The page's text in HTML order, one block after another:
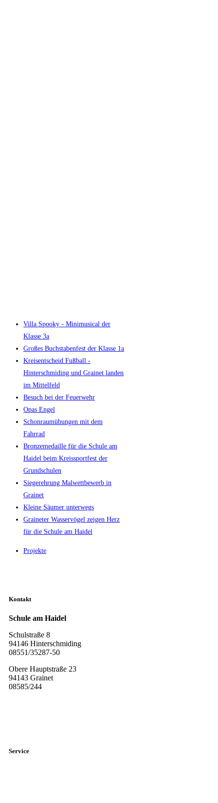
Villa Spooky - Minimusical der
Klasse 3a
Großes Buchstabenfest der Klasse 1a
Kreisentscheid Fußball -
Hinterschmiding und Grainet landen
im Mittelfeld
Besuch bei der Feuerwehr
Opas Engel
Schonraumübungen mit dem
Fahrrad
Bronzemedaille für die Schule am
Haidel beim Kreissportfest der
Grundschulen
Siegerehrung Malwettbewerb in
Grainet
Kleine Säumer unterwegs
Graineter Wasservögel zeigen Herz
für die Schule am Haidel
Projekte
Kontakt
Schule am Haidel
Schulstraße 8
94146 Hinterschmiding
08551/35287-50
Obere Hauptstraße 23
94143 Grainet
08585/244
Service